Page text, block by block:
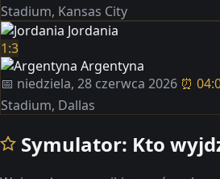
Stadium, Kansas City
Jordania
1:3
Argentyna
📅 niedziela, 28 czerwca 2026 ⏰
Stadium, Dallas
Symulator: Kto